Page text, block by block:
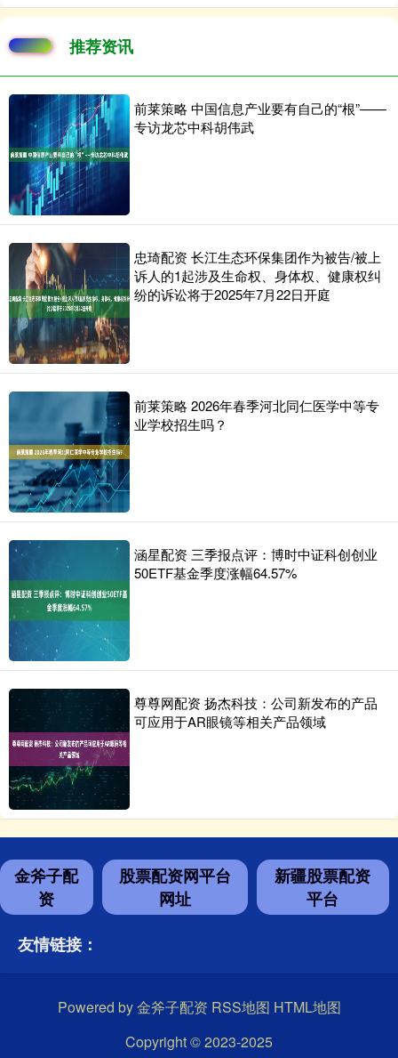
推荐资讯
前莱策略 中国信息产业要有自己的“根”——
专访龙芯中科胡伟武
忠琦配资 长江生态环保集团作为被告/被上
诉人的1起涉及生命权、身体权、健康权纠
纷的诉讼将于2025年7月22日开庭
前莱策略 2026年春季河北同仁医学中等专
业学校招生吗？
涵星配资 三季报点评：博时中证科创创业
50ETF基金季度涨幅64.57%
尊尊网配资 扬杰科技：公司新发布的产品
可应用于AR眼镜等相关产品领域
金斧子配
资
股票配资网平台
网址
新疆股票配资
平台
友情链接：
Powered by金斧子配资 RSS地图 HTML地图
Copyright© 2023-2025